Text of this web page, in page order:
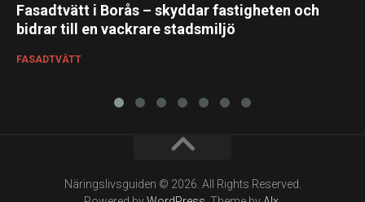
Fasadtvätt i Borås – skyddar fastigheten och
bidrar till en vackrare stadsmiljö
FASADTVÄTT
Näringslivsguiden © 2026. All Rights Reserved.